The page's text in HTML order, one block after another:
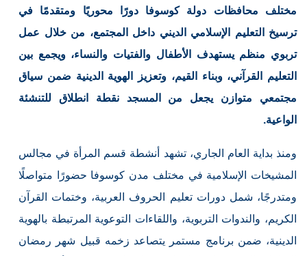
مختلف محافظات دولة كوسوفا دورًا محوريًا ومتقدمًا في
ترسيخ التعليم الإسلامي الديني داخل المجتمع، من خلال عمل
تربوي منظم يستهدف الأطفال والفتيات والنساء، ويجمع بين
التعليم القرآني، وبناء القيم، وتعزيز الهوية الدينية ضمن سياق
مجتمعي متوازن يجعل من المسجد نقطة انطلاق للتنشئة
الواعية.
ومنذ بداية العام الجاري، تشهد أنشطة قسم المرأة في مجالس
المشيخات الإسلامية في مختلف مدن كوسوفا حضورًا متواصلًا
ومتدرجًا، شمل دورات تعليم الحروف العربية، وختمات القرآن
الكريم، والندوات التربوية، واللقاءات التوعوية المرتبطة بالهوية
الدينية، ضمن برنامج مستمر يتصاعد زخمه قبيل شهر رمضان